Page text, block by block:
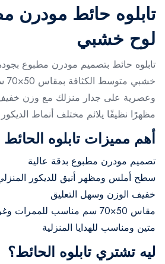
تابلوه حائط مودرن
لوح خشبي
تابلوه حائط بتصميم مودرن مطبوع
وعصرية على جدار منزلك مع وزن خفيف
مظهرًا نظيفًا يلائم مختلف أنماط الديكور.
أهم مميزات تابلوه الحائط
تصميم مودرن مطبوع بدقة عالية
سطح أملس ومظهر أنيق للديكور
خفيف الوزن وسهل التعليق
مقاس 50×70 سم مناسب للممرات وغرف المعيشة
متين ومناسب للهدايا المنزلية
ليه تشتري تابلوه الحائط؟